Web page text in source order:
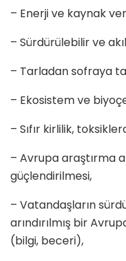
– Enerji ve kaynak
– Sürdürülebilir ve
– Tarladan sofraya
– Ekosistem ve
– Sıfır kirlilik,
– Avrupa araştırma
güçlendirilmesi,
– Vatandaşların
arındırılmış bir
(bilgi, beceri),